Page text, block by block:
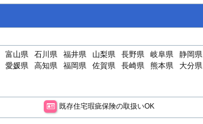
富山県 石川県 福井県 山梨県 長野県 岐阜県
静岡県
愛媛県 高知県 福岡県 佐賀県 長崎県 熊本県
大分県
既存住宅瑕疵保険の取扱いOK